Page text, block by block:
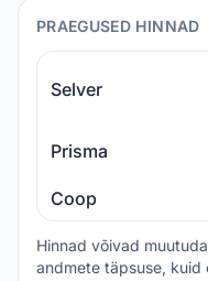
PRAEGUSED HINNAD
Selver
Prisma
Coop
Hinnad võivad
andmete täpsuse, kuid